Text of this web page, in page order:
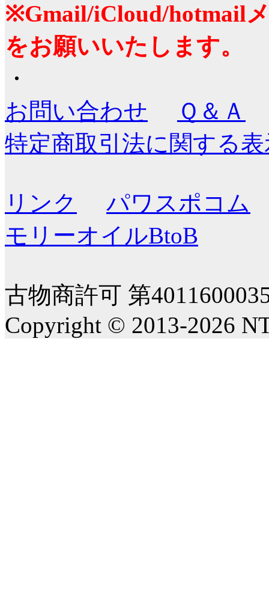
※Gmail/iCloud/hotmail
をお願いいたします。
・
お問い合わせ
Ｑ＆Ａ
特定商取引法に関する
リンク
パワスポコム
モリーオイルBtoB
古物商許可 第
Copyright © 2013-2026